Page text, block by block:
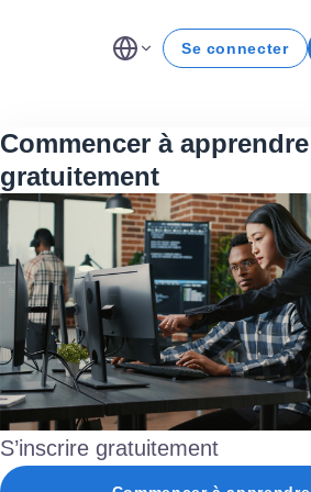
Se connecter
Commencer à apprendre
gratuitement
S’inscrire gratuitement